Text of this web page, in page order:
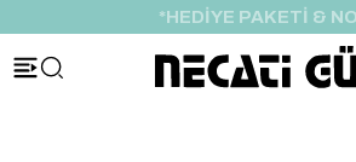
*HEDİYE PAKETİ &